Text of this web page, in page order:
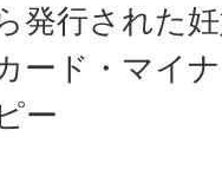
発行された
ード・マイ
ー